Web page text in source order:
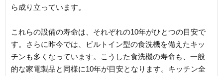
ら成り立っています。
これらの設備の寿命は、それぞれの10年がひとつの目安で
す。さらに昨今では、ビルトイン型の食洗機を備えたキッ
チンも多くなっています。こうした食洗機の寿命も、一般
的な家電製品と同様に10年が目安となります。キッチン全